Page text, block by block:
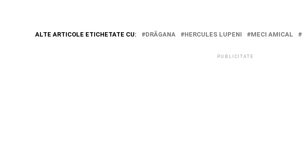
ALTE ARTICOLE ETICHETATE CU: DRĂGANA HERCULES LUPENI MECI AMICAL
PUBLICITATE